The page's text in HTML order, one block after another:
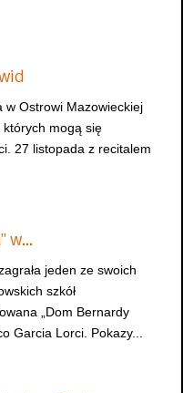
w Ostrowi Mazowieckiej
mogą się
27 listopada z recitalem
w…
jeden ze swoich
szkół
„Dom Bernardy
Garcia Lorci. Pokazy...